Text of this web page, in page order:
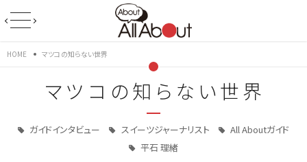
HOME マツコの知らない世界
マツコの知らない世界
ガイドインタビュー スイーツジャーナリスト
All Aboutガイド
平石 理緒